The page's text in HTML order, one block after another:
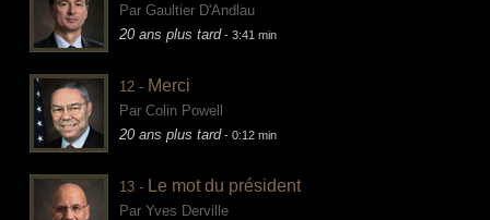
Par Gaultier D'Andlau
20 ans plus tard- 3:41 min
12 - Merci
Par Colin Powell
20 ans plus tard- 0:12 min
13 - Le mot du président
Par Yves Derville